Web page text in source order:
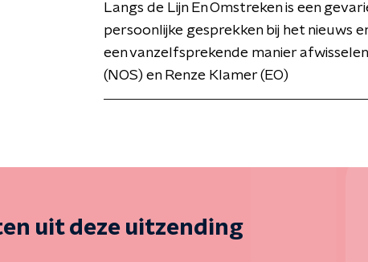
Langs de Lijn En Omstreken is een
persoonlijke gesprekken bij het nieuws
een vanzelfsprekende manier
(NOS) en Renze Klamer (EO)
uit deze uitzending